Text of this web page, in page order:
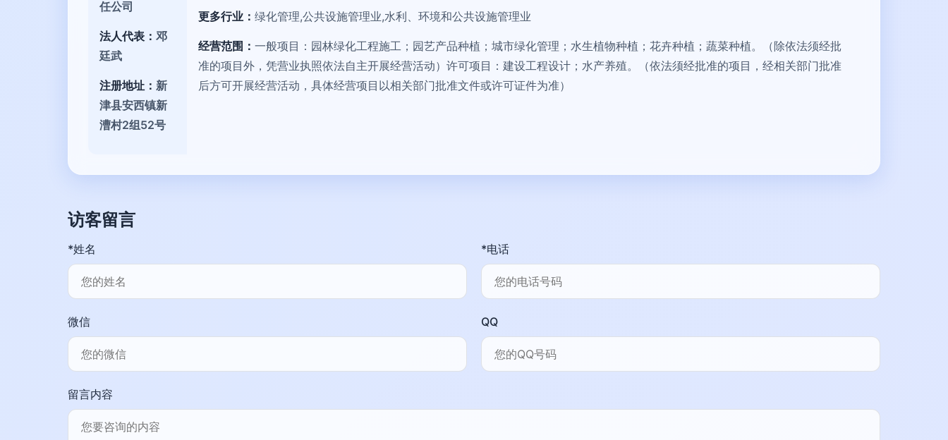
任公司
法人代表： 邓
廷武
注册地址： 新
津县安西镇新
漕村2组52号
更多行业： 绿化管理,公共设施管理业,水利、环境和公共设施管理业
经营范围： 一般项目：园林绿化工程施工；园艺产品种植；城市绿化管理；水生植物种植；花卉种植；蔬菜种植。（除依法须经批
准的项目外，凭营业执照依法自主开展经营活动）许可项目：建设工程设计；水产养殖。（依法须经批准的项目，经相关部门批准
后方可开展经营活动，具体经营项目以相关部门批准文件或许可证件为准）
访客留言
*姓名 *电话
微信 QQ
留言内容